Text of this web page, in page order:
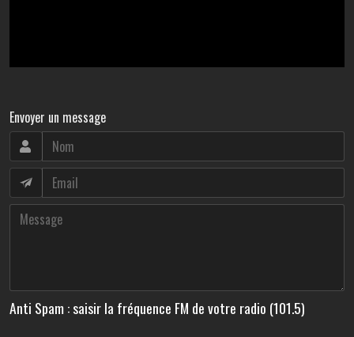
Envoyer un message
Anti Spam : saisir la fréquence FM de votre radio (101.5)